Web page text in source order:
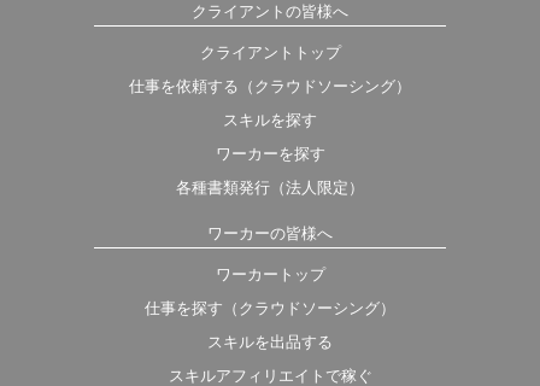
クライアントの皆様へ
クライアントトップ
仕事を依頼する（クラウドソーシング）
スキルを探す
ワーカーを探す
各種書類発行（法人限定）
ワーカーの皆様へ
ワーカートップ
仕事を探す（クラウドソーシング）
スキルを出品する
スキルアフィリエイトで稼ぐ